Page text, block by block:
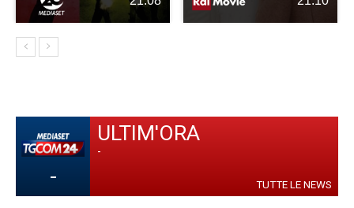
-
ULTIM'ORA
-
TUTTE LE NEWS